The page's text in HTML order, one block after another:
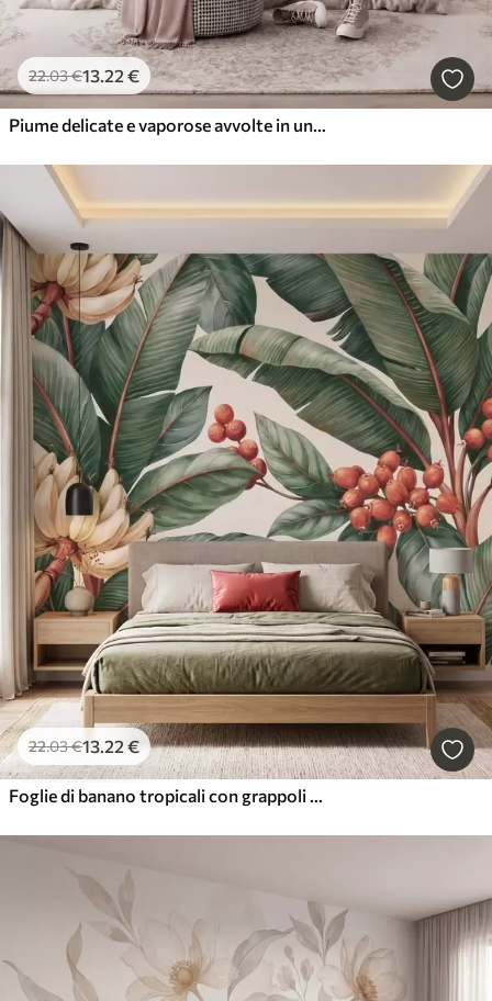
22.03€13.22 €
Piume delicate e vaporose avvolte in una foschia rosa-pesca dai riflessi luccicanti
22.03€13.22 €
Foglie di banano tropicali con grappoli di bacche di caffè rosse, in stile acquerello